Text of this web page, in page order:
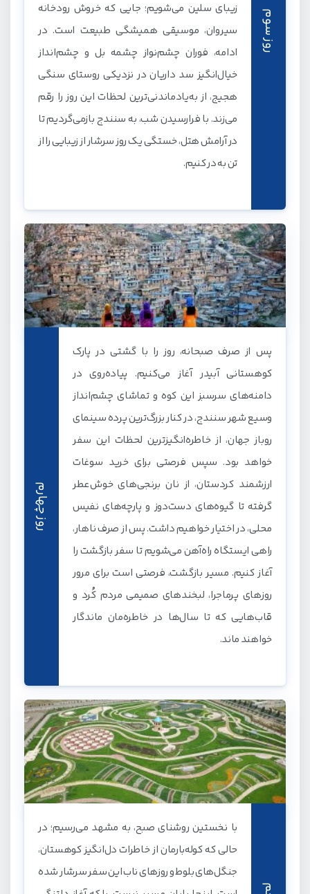
روز سوم
زیبای سلین می‌شویم؛ جایی که خروش رودخانه
سیروان، موسیقی همیشگی طبیعت است. در
ادامه، فوران چشم‌نواز چشمه بل و چشم‌انداز
خیال‌انگیز سد داریان در نزدیکی روستای سنگی
هجیج، از به‌یادماندنی‌ترین لحظات این روز را رقم
می‌زند. با فرارسیدن شب، به سنندج بازمی‌گردیم تا
در آرامش هتل، خستگی یک روز سرشار از زیبایی را از
تن به در کنیم.
روز چهارم
پس از صرف صبحانه، روز را با گشتی در پارک
کوهستانی آبیدر آغاز می‌کنیم. پیاده‌روی در
دامنه‌های سرسبز این کوه و تماشای چشم‌انداز
وسیع شهر سنندج، در کنار بزرگ‌ترین پرده سینمای
روباز جهان، از خاطره‌انگیزترین لحظات این سفر
خواهد بود. سپس فرصتی برای خرید سوغات
ارزشمند کردستان، از نان برنجی‌های خوش‌عطر
گرفته تا گیوه‌های دست‌دوز و پارچه‌های نفیس
محلی، در اختیار خواهیم داشت. پس از صرف ناهار،
راهی ایستگاه راه‌آهن می‌شویم تا سفر بازگشت را
آغاز کنیم. مسیر بازگشت، فرصتی است برای مرور
روزهای پرماجرا، لبخندهای صمیمی مردم کُرد و
قاب‌هایی که تا سال‌ها در خاطره‌مان ماندگار
خواهند ماند.
با نخستین روشنای صبح، به مشهد می‌رسیم؛ در
حالی که کوله‌بارمان از خاطرات دل‌انگیز کوهستان،
جنگل‌های بلوط و روزهای ناب این سفر سرشار شده